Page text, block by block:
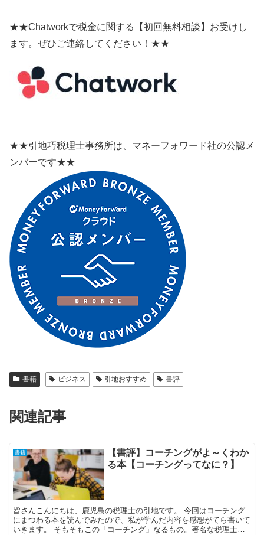
★★Chatworkで税金に関する【初回無料相談】お受けし
ます。ぜひご連絡してください！★★
★★引地巧税理士事務所は、マネーフォワード社の公認メ
ンバーです★★
書籍 ビジネス 引地おすすめ 書評
関連記事
書籍
【書評】コーチングがよ～くわか
る本【コーチングってなに？】
皆さんこんにちは、鹿児島の税理士の引地です。 今回はコーチング
にまつわる本を読んでみたので、私が学んだ内容を感想がてら書いて
いきます。 そもそもこの「コーチング」なるもの。著名な税理士の